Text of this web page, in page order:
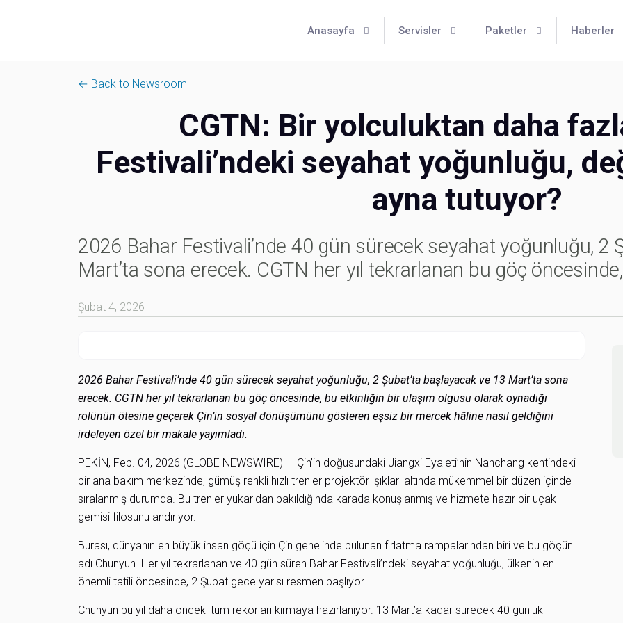
Anasayfa Servisler Paketler Haberler
← Back to Newsroom
CGTN: Bir yolculuktan daha
Festivali’ndeki seyahat yoğunluğu,
ayna tutuyor?
2026 Bahar Festivali’nde 40 gün sürecek seyahat yoğunluğu, 2
Mart’ta sona erecek. CGTN her yıl tekrarlanan bu göç
Şubat 4, 2026
2026 Bahar Festivali’nde 40 gün sürecek seyahat yoğunluğu, 2 Şubat’ta başlayacak ve 13 Mart’ta sona
erecek. CGTN her yıl tekrarlanan bu göç öncesinde, bu etkinliğin bir ulaşım olgusu olarak oynadığı
rolünün ötesine geçerek Çin’in sosyal dönüşümünü gösteren eşsiz bir mercek hâline nasıl geldiğini
irdeleyen özel bir makale yayımladı.
PEKİN, Feb. 04, 2026 (GLOBE NEWSWIRE) — Çin’in doğusundaki Jiangxi Eyaleti’nin Nanchang kentindeki
bir ana bakım merkezinde, gümüş renkli hızlı trenler projektör ışıkları altında mükemmel bir düzen içinde
sıralanmış durumda. Bu trenler yukarıdan bakıldığında karada konuşlanmış ve hizmete hazır bir uçak
gemisi filosunu andırıyor.
Burası, dünyanın en büyük insan göçü için Çin genelinde bulunan fırlatma rampalarından biri ve bu göçün
adı Chunyun. Her yıl tekrarlanan ve 40 gün süren Bahar Festivali’ndeki seyahat yoğunluğu, ülkenin en
önemli tatili öncesinde, 2 Şubat gece yarısı resmen başlıyor.
Chunyun bu yıl daha önceki tüm rekorları kırmaya hazırlanıyor. 13 Mart’a kadar sürecek 40 günlük